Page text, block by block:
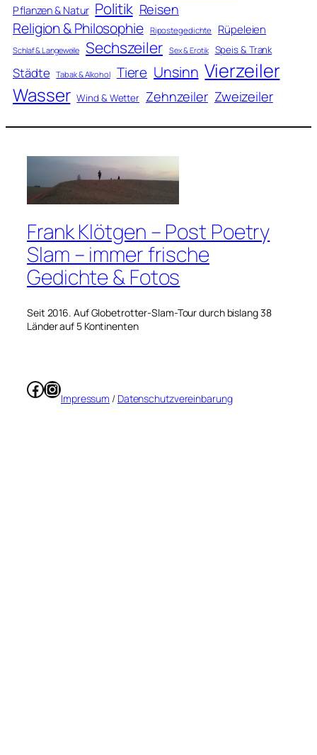
Pflanzen & Natur Politik Reisen
Religion & Philosophie Ripostegedichte Rüpeleien
Schlaf & Langeweile Sechszeiler Sex & Erotik Speis & Trank
Städte Tabak & Alkohol Tiere Unsinn Vierzeiler
Wasser Wind & Wetter Zehnzeiler Zweizeiler
Frank Klötgen – Post Poetry
Slam – immer frische
Gedichte & Fotos
Seit 2016. Auf Globetrotter-Slam-Tour durch bislang 38
Länder auf 5 Kontinenten
Facebook
Instagram
Impressum / Datenschutzvereinbarung